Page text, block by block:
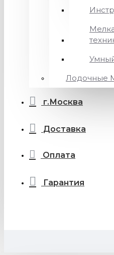
Лодочные
г.Москва
Доставка
Оплата
Гарантия